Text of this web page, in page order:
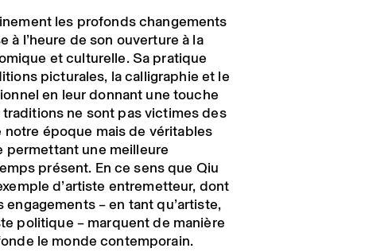
les profonds changements
à l’heure de son ouverture à la
et culturelle. Sa pratique
picturales, la calligraphie et le
en leur donnant une touche
ne sont pas victimes des
époque mais de véritables
permettant une meilleure
présent. En ce sens que Qiu
d’artiste entremetteur, dont
– en tant qu’artiste,
politique – marquent de manière
le monde contemporain.